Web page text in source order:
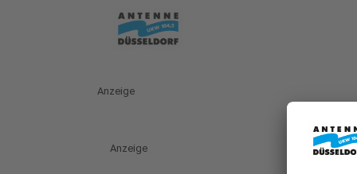
Anzeige
Anzeige